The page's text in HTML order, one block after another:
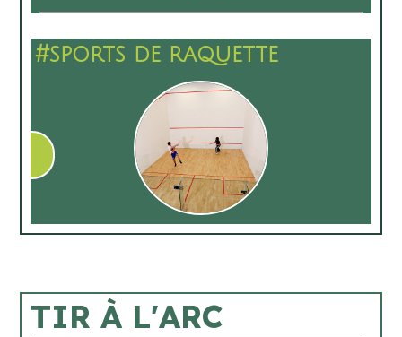
#sports de raquette
TIR À L'ARC